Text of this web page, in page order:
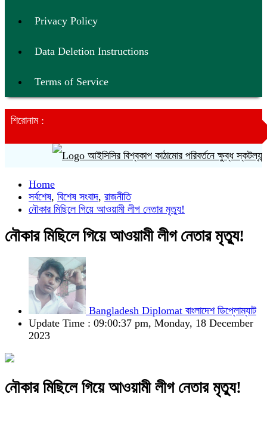
Privacy Policy
Data Deletion Instructions
Terms of Service
শিরোনাম :
আইসিসির বিশ্বকাপ কাঠামোর পরিবর্তনে ক্ষুব্ধ স্কটল্যান্ড ও
Home
সর্বশেষ, বিশেষ সংবাদ, রাজনীতি
নৌকার মিছিলে গিয়ে আওয়ামী লীগ নেতার মৃত্যু!
নৌকার মিছিলে গিয়ে আওয়ামী লীগ নেতার মৃত্যু!
Bangladesh Diplomat বাংলাদেশ ডিপ্লোম্যাট
Update Time : 09:00:37 pm, Monday, 18 December
2023
নৌকার মিছিলে গিয়ে আওয়ামী লীগ নেতার মৃত্যু!